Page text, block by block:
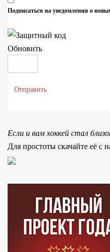
Подписаться на уведомления о
Обновить
Отправить
Если и вам хоккей стал
Для простоты скачайте её с